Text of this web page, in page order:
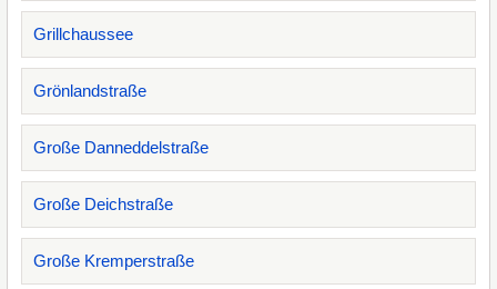
Grillchaussee
Grönlandstraße
Große Danneddelstraße
Große Deichstraße
Große Kremperstraße